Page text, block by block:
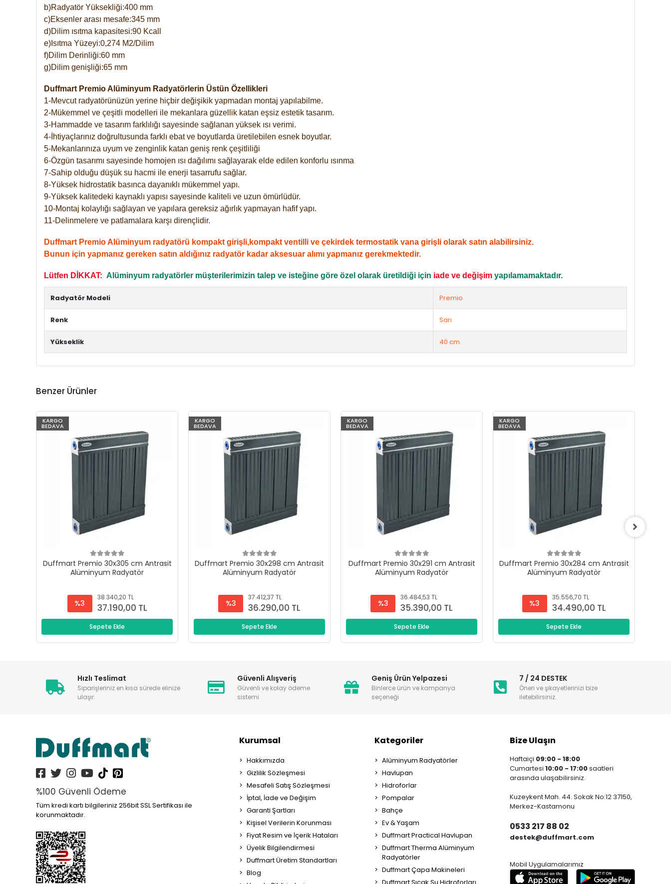
b)Radyatör Yüksekliği:400 mm
c)Eksenler arası mesafe:345 mm
d)Dilim ısıtma kapasitesi:90 Kcall
e)Isıtma Yüzeyi:0,274 M2/Dilim
f)Dilim Derinliği:60 mm
g)Dilim genişliği:65 mm
Duffmart Premio Alüminyum Radyatörlerin Üstün Özellikleri
1-Mevcut radyatörünüzün yerine hiçbir değişikik yapmadan montaj yapılabilme.
2-Mükemmel ve çeşitli modelleri ile mekanlara güzellik katan eşsiz estetik tasarım.
3-Hammadde ve tasarım farklılığı sayesinde sağlanan yüksek ısı verimi.
4-İhtiyaçlarınız doğrultusunda farklı ebat ve boyutlarda üretilebilen esnek boyutlar.
5-Mekanlarınıza uyum ve zenginlik katan geniş renk çeşitliliği
6-Özgün tasarımı sayesinde homojen ısı dağılımı sağlayarak elde edilen konforlu ısınma
7-Sahip olduğu düşük su hacmi ile enerji tasarrufu sağlar.
8-Yüksek hidrostatik basınca dayanıklı mükemmel yapı.
9-Yüksek kalitedeki kaynaklı yapısı sayesinde kaliteli ve uzun ömürlüdür.
10-Montaj kolaylığı sağlayan ve yapılara gereksiz ağırlık yapmayan hafif yapı.
11-Delinmelere ve patlamalara karşı dirençlidir.
Duffmart Premio Alüminyum radyatörü kompakt girişli,kompakt ventilli ve çekirdek termostatik vana girişli olarak satın alabilirsiniz.
Bunun için yapmanız gereken satın aldığınız radyatör kadar aksesuar alımı yapmanız gerekmektedir.
Lütfen DİKKAT: Alüminyum radyatörler müşterilerimizin talep ve isteğine göre özel olarak üretildiği için iade ve değişim yapılamamaktadır.
Radyatör Modeli Premio
Renk Sarı
Yükseklik 40 cm.
Benzer Ürünler
KARGO
BEDAVA
Duffmart Premio 30x305 cm Antrasit
Alüminyum Radyatör
%3
38.340,20 TL
37.190,00 TL
Sepete Ekle
KARGO
BEDAVA
Duffmart Premio 30x298 cm Antrasit
Alüminyum Radyatör
%3
37.412,37 TL
36.290,00 TL
Sepete Ekle
KARGO
BEDAVA
Duffmart Premio 30x291 cm Antrasit
Alüminyum Radyatör
%3
36.484,53 TL
35.390,00 TL
Sepete Ekle
KARGO
BEDAVA
Duffmart Premio 30x284 cm Antrasit
Alüminyum Radyatör
%3
35.556,70 TL
34.490,00 TL
Sepete Ekle
Hızlı Teslimat
Siparişleriniz en kısa sürede elinize
ulaşır.
Güvenli Alışveriş
Güvenli ve kolay ödeme
sistemi
Geniş Ürün Yelpazesi
Binlerce ürün ve kampanya
seçeneği
7 / 24 DESTEK
Öneri ve şikayetlerinizi bize
iletebilirsiniz.
%100 Güvenli Ödeme
Tüm kredi kartı bilgileriniz 256bit SSL Sertifikası ile
korunmaktadır.
Kurumsal
Hakkımızda
Gizlilik Sözleşmesi
Mesafeli Satış Sözleşmesi
İptal, İade ve Değişim
Garanti Şartları
Kişisel Verilerin Korunması
Fiyat Resim ve İçerik Hataları
Üyelik Bilgilendirmesi
Duffmart Üretim Standartları
Blog
Kategoriler
Alüminyum Radyatörler
Havlupan
Hidroforlar
Pompalar
Bahçe
Ev & Yaşam
Duffmart Practical Havlupan
Duffmart Therma Alüminyum
Radyatörler
Duffmart Çapa Makineleri
Bize Ulaşın
Haftaiçi 09:00 - 18:00
Cumartesi 10:00 - 17:00saatleri
arasında ulaşabilirsiniz.
Kuzeykent Mah. 44. Sokak No:12 37150,
Merkez-Kastamonu
0533 217 88 02
destek@duffmart.com
Mobil Uygulamalarımız